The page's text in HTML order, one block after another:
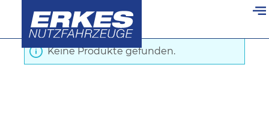
springen
Kippscharnier
Keine Produkte gefunden.